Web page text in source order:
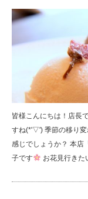
皆様こんにちは！店長
すね(*'▽') 季節の移り変
感じでしょうか？ 本店
子です
お花見行きた